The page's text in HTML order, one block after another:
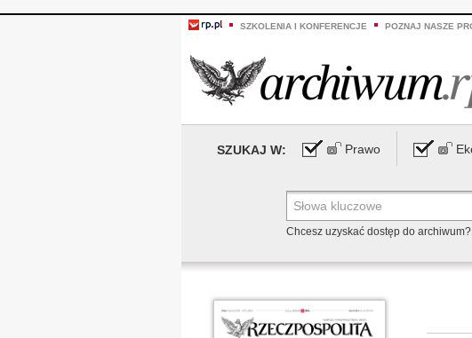
SZKOLENIA I KONFERENCJE POZNAJ NASZE
SZUKAJ W: Prawo
Chcesz uzyskać dostęp do archiwum?